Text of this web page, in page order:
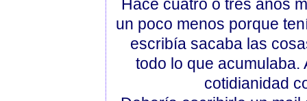
Hace cuatro o tres años
un poco menos porque
escribía sacaba las
todo lo que acumulaba.
cotidianidad